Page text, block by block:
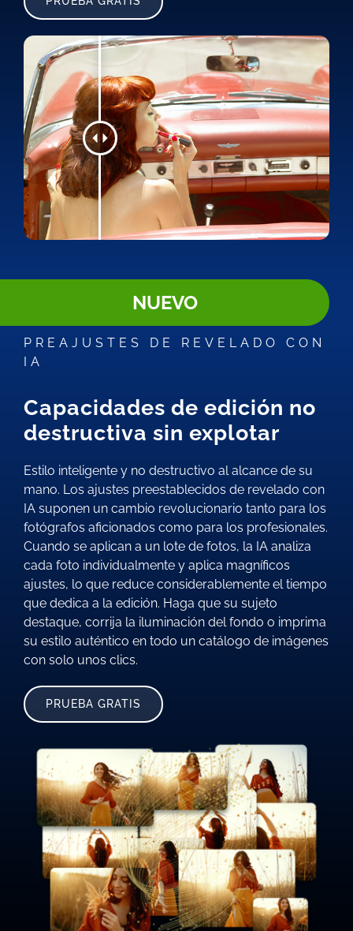
NUEVO
PREAJUSTES DE REVELADO CON
IA
Capacidades de edición no
destructiva sin explotar
Estilo inteligente y no destructivo al alcance de su
mano. Los ajustes preestablecidos de revelado con
IA suponen un cambio revolucionario tanto para los
fotógrafos aficionados como para los profesionales.
Cuando se aplican a un lote de fotos, la IA analiza
cada foto individualmente y aplica magníficos
ajustes, lo que reduce considerablemente el tiempo
que dedica a la edición. Haga que su sujeto
destaque, corrija la iluminación del fondo o imprima
su estilo auténtico en todo un catálogo de imágenes
con solo unos clics.
PRUEBA GRATIS